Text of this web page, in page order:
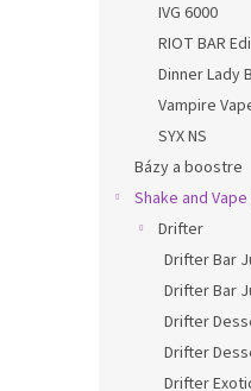
IVG 6000
RIOT BAR
Dinner Lady
Vampire
SYX NS
Bázy a boostre
Shake and
Drifter
Drifter Bar
Drifter Bar
Drifter
Drifter
Drifter